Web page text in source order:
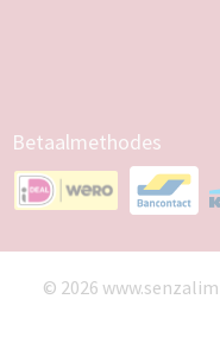
Betaalmethodes
© 2026